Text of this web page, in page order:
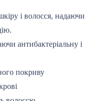
і волосся, надаючи
антибактеріальну і
покриву